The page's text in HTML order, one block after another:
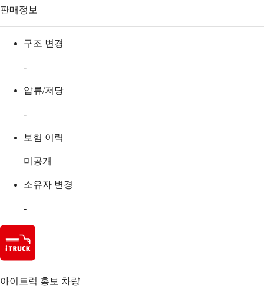
판매정보
구조 변경
-
압류/저당
-
보험 이력
미공개
소유자 변경
-
아이트럭 홍보 차량